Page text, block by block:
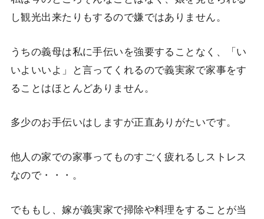
し観光出来たりもするので嫌ではありません。
うちの義母は私に手伝いを強要することなく、「い
いよいいよ」と言ってくれるので義実家で家事をす
ることはほとんどありません。
多少のお手伝いはしますが正直ありがたいです。
他人の家での家事ってものすごく疲れるしストレス
なので・・・。
でももし、嫁が義実家で掃除や料理をすることが当